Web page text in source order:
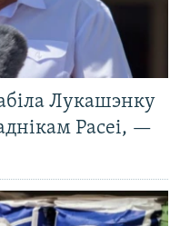
Лукашэнку
Расеі, —